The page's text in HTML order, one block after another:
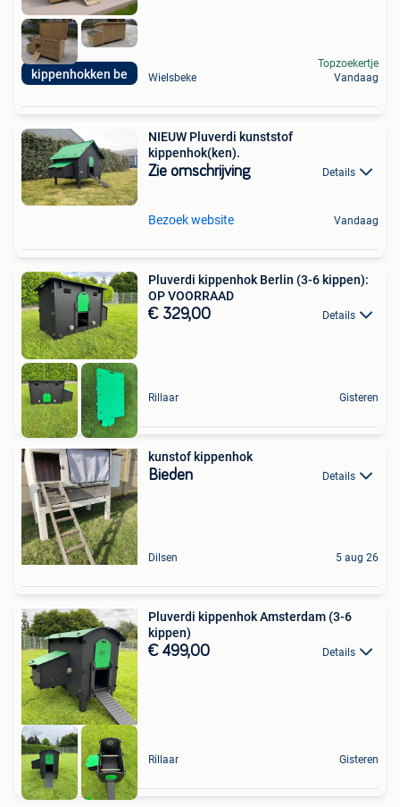
kippenhokken be Wielsbeke
Topzoekertje
Vandaag
NIEUW Pluverdi kunststof
kippenhok(ken).
Zie omschrijving Details
Bezoek website Vandaag
Pluverdi kippenhok Berlin (3-6 kippen):
OP VOORRAAD
€ 329,00 Details
Rillaar Gisteren
kunstof kippenhok
Bieden Details
Dilsen 5 aug 26
Pluverdi kippenhok Amsterdam (3-6
kippen)
€ 499,00 Details
Rillaar Gisteren